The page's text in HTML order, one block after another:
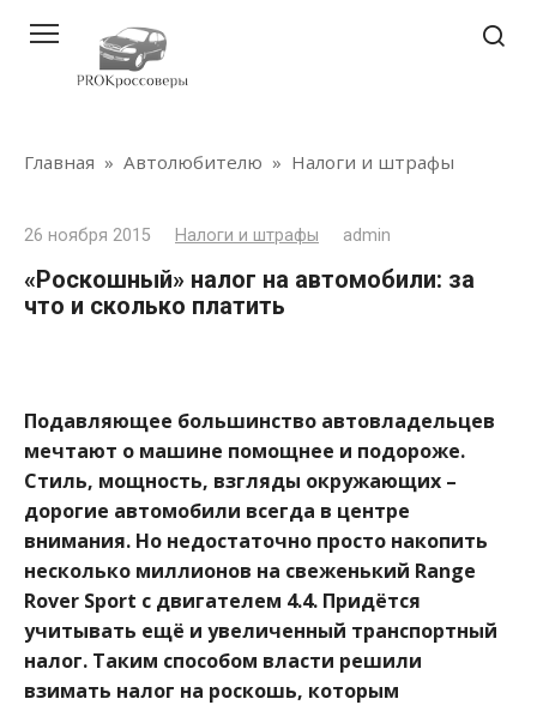
контенту
Главная » Автолюбителю » Налоги и штрафы
26 ноября 2015 Налоги и штрафы admin
«Роскошный» налог на автомобили: за
что и сколько платить
Подавляющее большинство автовладельцев
мечтают о машине помощнее и подороже.
Стиль, мощность, взгляды окружающих –
дорогие автомобили всегда в центре
внимания. Но недостаточно просто накопить
несколько миллионов на свеженький Range
Rover Sport с двигателем 4.4. Придётся
учитывать ещё и увеличенный транспортный
налог. Таким способом власти решили
взимать налог на роскошь, которым